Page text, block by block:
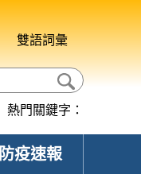
雙語詞彙
熱門關鍵字：
防疫速報